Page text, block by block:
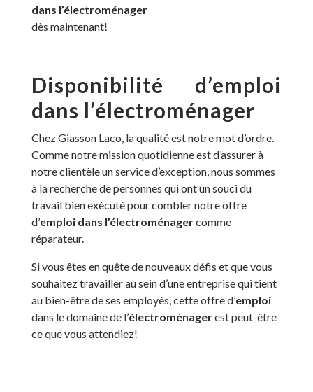
dans l’électroménager
dès maintenant!
Disponibilité d’emploi
dans l’électroménager
Chez Giasson Laco, la qualité est notre mot d’ordre.
Comme notre mission quotidienne est d’assurer à
notre clientèle un service d’exception, nous sommes
à la recherche de personnes qui ont un souci du
travail bien exécuté pour combler notre offre
d’emploi dans l’électroménagercomme
réparateur.
Si vous êtes en quête de nouveaux défis et que vous
souhaitez travailler au sein d’une entreprise qui tient
au bien-être de ses employés, cette offre d’emploi
dans le domaine de l’électroménagerest peut-être
ce que vous attendiez!